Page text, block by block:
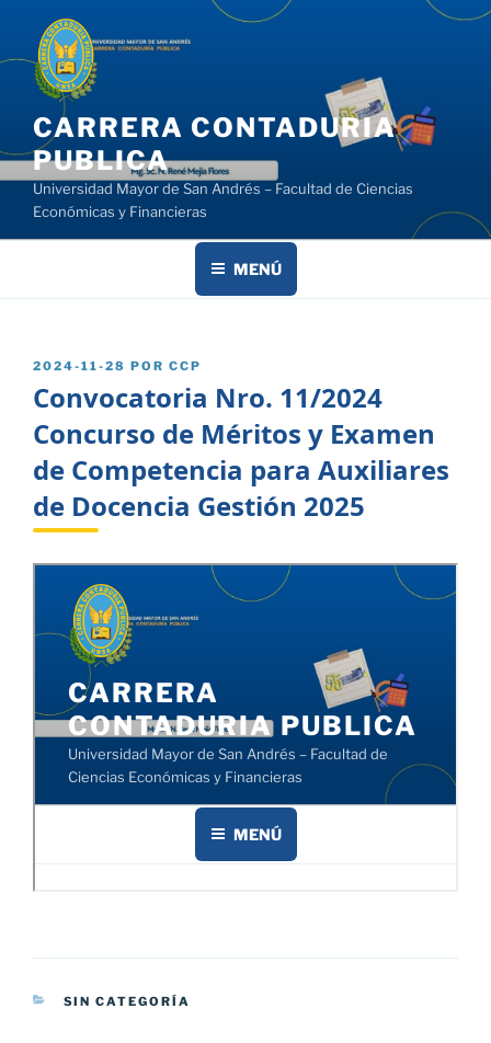
contenido
CARRERA CONTADURIA
PUBLICA
Universidad Mayor de San Andrés – Facultad de Ciencias
Económicas y Financieras
MENÚ
PUBLICADO
2024-11-28 POR CCP
Convocatoria Nro. 11/2024
Concurso de Méritos y Examen
de Competencia para Auxiliares
de Docencia Gestión 2025
CATEGORÍAS
SIN CATEGORÍA